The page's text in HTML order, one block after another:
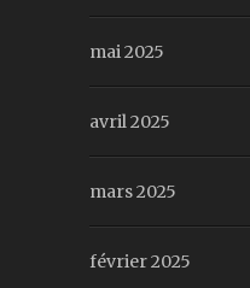
mai 2025
avril 2025
mars 2025
février 2025